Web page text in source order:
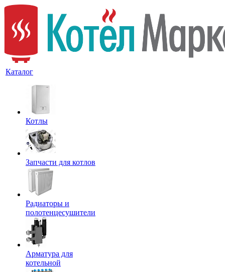
Каталог
Котлы
Запчасти для котлов
Радиаторы и
полотенцесушители
Арматура для
котельной